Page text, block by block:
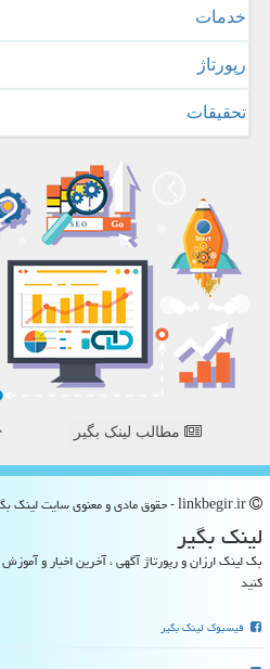
خدمات
رپورتاژ
تحقیقات
مطالب لینک بگیر
لینك بگیر
بک لینک ارزان و رپورتاژ آگهی ، آخرین اخبار و
کنید
فیسبوک لینک بگیر